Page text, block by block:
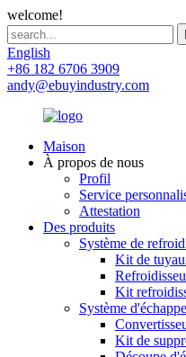
welcome!
English
+86 182 6706 3909
andy@ebuyindustry.com
Maison
À propos de nous
Profil
Service
Attestation
Des produits
Système de
Kit de
Kit
Système
Kit de